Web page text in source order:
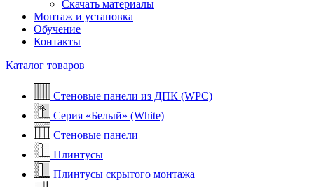
Скачать материалы
Монтаж и установка
Обучение
Контакты
Каталог товаров
Стеновые панели из ДПК (WPC)
Серия «Белый» (White)
Стеновые панели
Плинтусы
Плинтусы скрытого монтажа